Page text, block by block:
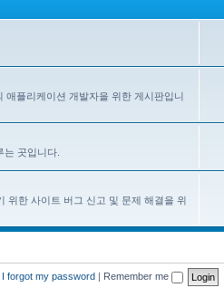
애플리케이션 개발자을 위한 게시판입니
곳입니다.
위한 사이트 버그 신고 및 문제 해결을 위
I forgot my password | Remember me